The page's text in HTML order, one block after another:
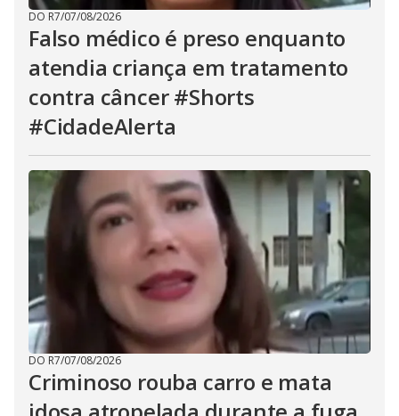
DO R7/07/08/2026
Falso médico é preso enquanto
atendia criança em tratamento
contra câncer #Shorts
#CidadeAlerta
DO R7/07/08/2026
Criminoso rouba carro e mata